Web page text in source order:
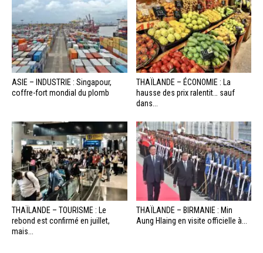
ASIE – INDUSTRIE : Singapour,
coffre-fort mondial du plomb
THAÏLANDE – ÉCONOMIE : La
hausse des prix ralentit… sauf
dans...
THAÏLANDE – TOURISME : Le
rebond est confirmé en juillet,
mais...
THAÏLANDE – BIRMANIE : Min
Aung Hlaing en visite officielle à...